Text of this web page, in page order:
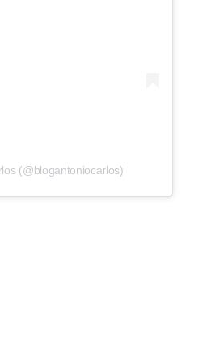
(@blogantoniocarlos)